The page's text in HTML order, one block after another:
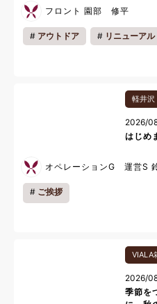
フロント 園部 修平
アウトドア リニューアル
軽井沢
2026/
はじめ
オペレーションG 運営S
ご挨拶
VIALA
2026/
季節を